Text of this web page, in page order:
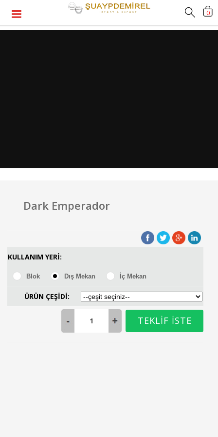
0
Dark Emperador
KULLANIM YERİ:
Blok Dış Mekan İç Mekan
ÜRÜN ÇEŞİDİ:
TEKLİF İSTE